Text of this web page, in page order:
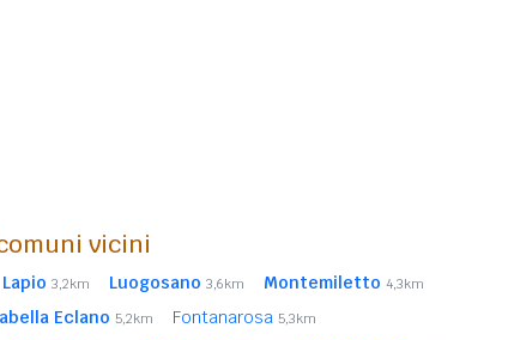
vicini
Lapio 3,2km Luogosano 3,6km Montemiletto 4,3km
Eclano 5,2km Fontanarosa 5,3km